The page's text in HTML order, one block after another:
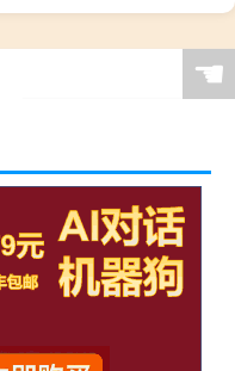
☚